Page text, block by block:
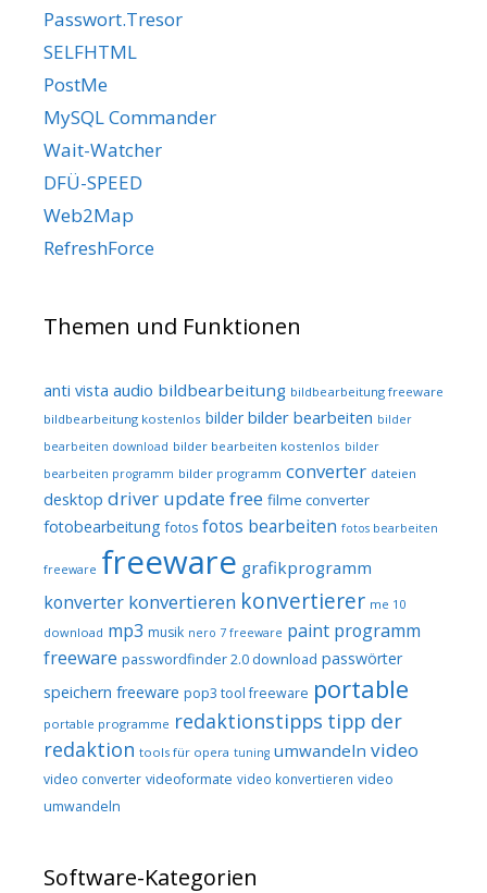
Passwort.Tresor
SELFHTML
PostMe
MySQL Commander
Wait-Watcher
DFÜ-SPEED
Web2Map
RefreshForce
Themen und Funktionen
anti vista audio bildbearbeitung bildbearbeitung freeware
bildbearbeitung kostenlos bilder bilder bearbeiten bilder
bearbeiten download bilder bearbeiten kostenlos bilder
bearbeiten programm bilder programm converter dateien
desktop driver update free filme converter
fotobearbeitung fotos fotos bearbeiten fotos bearbeiten
freeware freeware grafikprogramm
konverter konvertieren konvertierer me 10
download mp3 musik nero 7 freeware paint programm
freeware passwordfinder 2.0 download passwörter
speichern freeware pop3 tool freeware portable
portable programme redaktionstipps tipp der
redaktion tools für opera tuning umwandeln video
video converter videoformate video konvertieren video
umwandeln
Software-Kategorien